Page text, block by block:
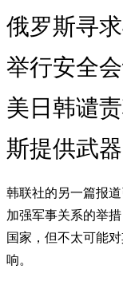
俄罗斯寻
举行安全
美日韩谴
斯提供武器
韩联社的另一篇报
加强军事关系的举
国家，但不太可能
响。